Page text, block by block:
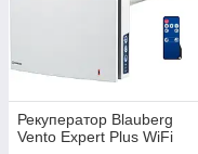
Рекуператор Blauberg
Vento Expert Plus WiFi